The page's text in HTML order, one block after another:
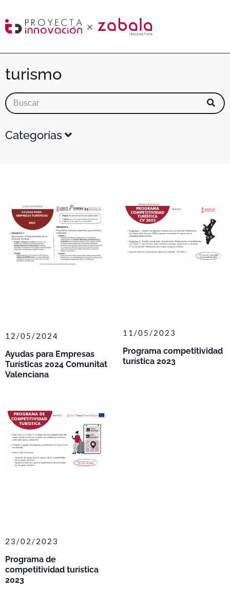
turismo
Categorías
Ayudas para Empresas
Turísticas 2024 Comunitat
Valenciana
12/05/2024
Programa competitividad
turística 2023
11/05/2023
Programa de
competitividad turística
2023
23/02/2023